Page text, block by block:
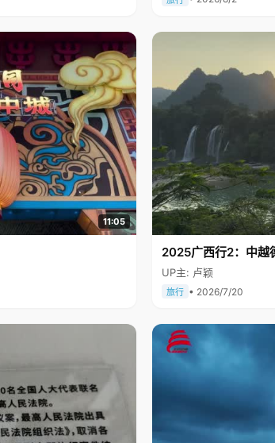
11:05
2025广西行2：中越
UP主: 卢颖
旅行 • 2026/7/20